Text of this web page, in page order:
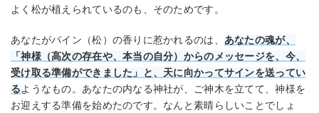
よく松が植えられているのも、そのためです。
あなたがパイン（松）の香りに惹かれるのは、 あなたの魂が、
「神様（高次の存在や、本当の自分）からのメッセージを、今、
受け取る準備ができました」と、天に向かってサインを送ってい
るようなもの。あなたの内なる神社が、ご神木を立てて、神様を
お迎えする準備を始めたのです。なんと素晴らしいことでしょ